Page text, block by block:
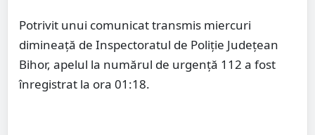
Potrivit unui comunicat transmis miercuri
dimineață de Inspectoratul de Poliție Județean
Bihor, apelul la numărul de urgență 112 a fost
înregistrat la ora 01:18.